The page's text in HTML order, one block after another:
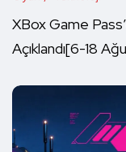
XBox Game
Açıklandı[6-18